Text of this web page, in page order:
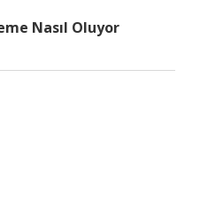
Nasıl Oluyor